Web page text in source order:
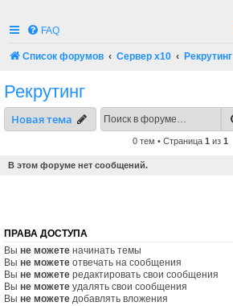
FAQ
Список форумов Сервер x10 Рекрутинг
Рекрутинг
Новая тема
0 тем • Страница 1 из 1
В этом форуме нет сообщений.
ПРАВА ДОСТУПА
Вы не можете начинать темы
Вы не можете отвечать на сообщения
Вы не можете редактировать свои сообщения
Вы не можете удалять свои сообщения
Вы не можете добавлять вложения